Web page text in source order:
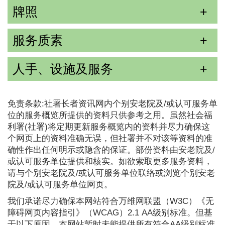
牌照
服务质素
人手、设施及服务
免责条款:社署长者资讯网内个别安老院及/或认可服务单
位的服务概览所提供的资料只供参考之用。虽然社会福
利署(社署)将定期更新服务概览内的资料并尽力确保这
个网页上的资料准确无误，但社署并不对该等资料的准
确性作出任何明示或隐含的保证。部份资料由安老院及/
或认可服务单位提供和核实。如欲索取更多服务资料，
请与个别安老院及/或认可服务单位联络或浏览个别安老
院及/或认可服务单位网页。
我们承诺尽力确保本网站符合万维网联盟（W3C）《无
障碍网页内容指引》（WCAG）2.1 AA级别标准。但基